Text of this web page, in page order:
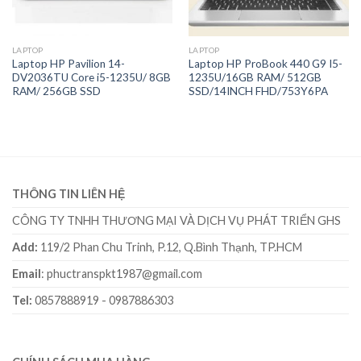
LAPTOP
Laptop HP Pavilion 14-
DV2036TU Core i5-1235U/ 8GB
RAM/ 256GB SSD
LAPTOP
Laptop HP ProBook 440 G9 I5-
1235U/16GB RAM/ 512GB
SSD/14INCH FHD/753Y6PA
THÔNG TIN LIÊN HỆ
CÔNG TY TNHH THƯƠNG MẠI VÀ DỊCH VỤ PHÁT TRIỂN GHS
Add: 119/2 Phan Chu Trinh, P.12, Q.Bình Thạnh, TP.HCM
Email: phuctranspkt1987@gmail.com
Tel: 0857888919 - 0987886303